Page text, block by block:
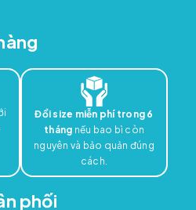
Đổi size miễn phí trong 6
tháng nếu bao bì còn
nguyên và bảo quản đúng
cách.
phối